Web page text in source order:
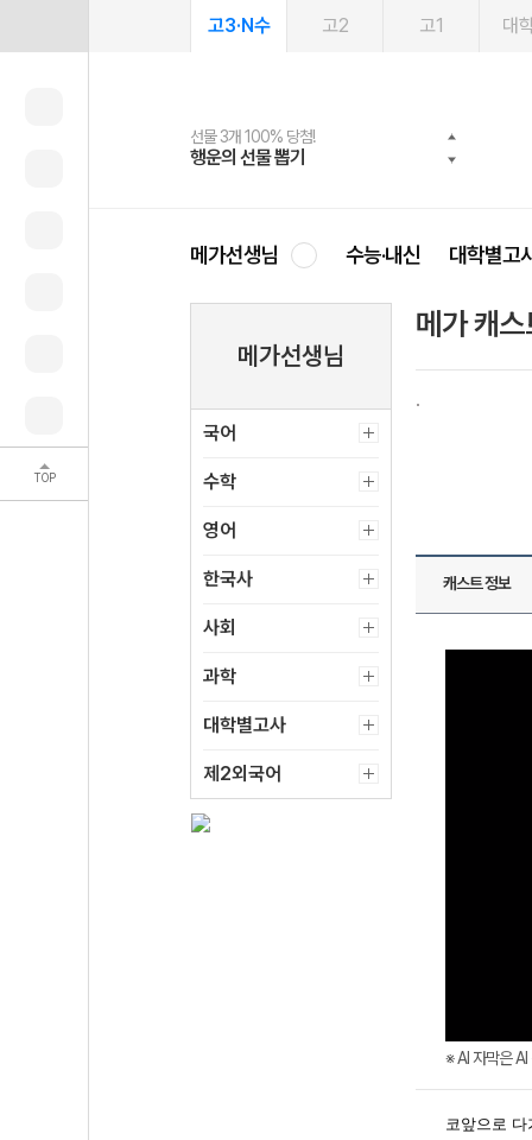
TOP
고3·N수 고2 고1 대
선물 3개 100% 당첨!
행운의 선물 뽑기
선물 100% 증정!
메가스터디 X 올리브
2027 러셀 단과
강사 공개선발
스마트러닝앱
설문 EVENT
메가패스
3일 무료 체험권
메가패스 수강생 무료혜택!
메가클럽 멤버십
사회공헌 캠페인
희망이룸 메가나눔
메가선생님 수능·내신 대학별고
메가선생님
국어
수학
영어
한국사
사회
과학
대학별고사
제2외국어
메가 캐스
캐스트 정보
※ AI 자막은 AI
코앞으로